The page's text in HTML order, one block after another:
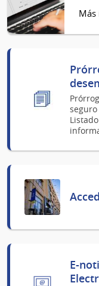
Más
E-